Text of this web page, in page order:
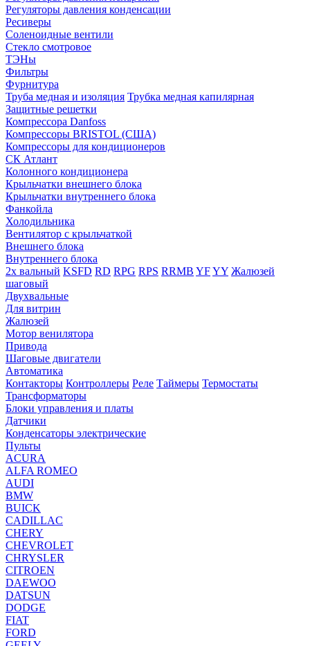
Регуляторы давления конденсации
Ресиверы
Соленоидные вентили
Стекло смотровое
ТЭНы
Фильтры
Фурнитура
Труба медная и изоляция Трубка медная капилярная
Защитные решетки
Компрессора Danfoss
Компрессоры BRISTOL (США)
Компрессоры для кондиционеров
СК Атлант
Колонного кондиционера
Крыльчатки внешнего блока
Крыльчатки внутреннего блока
Фанкойла
Холодильника
Вентилятор с крыльчаткой
Внешнего блока
Внутреннего блока
2х вальный KSFD RD RPG RPS RRMB YFYY Жалюзей
шаговый
Двухвальные
Для витрин
Жалюзей
Мотор венилятора
Привода
Шаговые двигатели
Автоматика
Контакторы Контроллеры Реле Таймеры Термостаты
Трансформаторы
Блоки управления и платы
Датчики
Конденсаторы электрические
Пульты
ACURA
ALFA ROMEO
AUDI
BMW
BUICK
CADILLAC
CHERY
CHEVROLET
CHRYSLER
CITROEN
DAEWOO
DATSUN
DODGE
FIAT
FORD